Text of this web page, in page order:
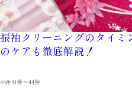
振袖クリーニングのタイミ
のケアも徹底解説！
44件 41件～44件